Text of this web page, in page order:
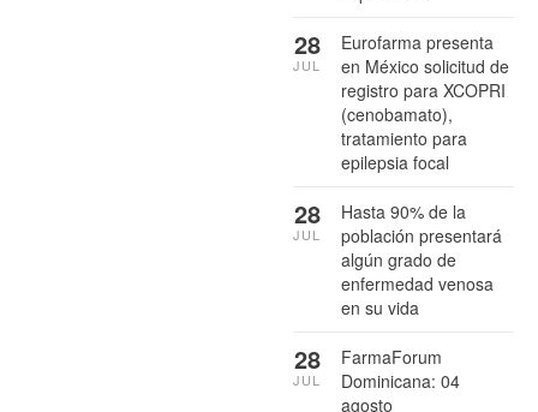
Eurofarma presenta
en México solicitud de
registro para XCOPRI
(cenobamato),
tratamiento para
epilepsia focal
28
JUL
Hasta 90% de la
población presentará
algún grado de
enfermedad venosa
en su vida
28
JUL
FarmaForum
Dominicana: 04
agosto
28
JUL